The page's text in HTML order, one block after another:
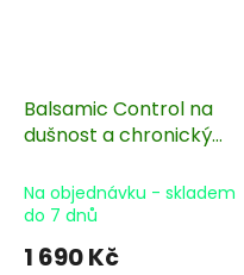
Balsamic Control na
dušnost a chronický
Na objednávku - skladem
do 7 dnů
1 690 Kč